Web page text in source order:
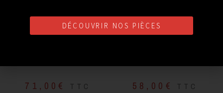
71,00 € TTC 58,00 € TTC
DÉCOUVRIR NOS PIÈCES